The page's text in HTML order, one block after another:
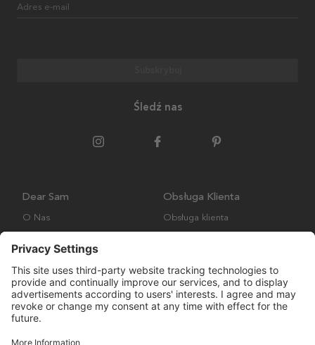
Adres e-mail
Śledź nas
Dear Sam
O Nas
Obsługa Klienta
Obsługa klienta
Wysyłka i Dostawa